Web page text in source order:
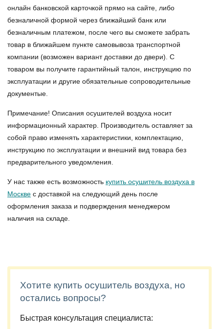
онлайн банковской карточкой прямо на сайте, либо
безналичной формой через ближайший банк или
безналичным платежом, после чего вы сможете забрать
товар в ближайшем пункте самовывоза транспортной
компании (возможен вариант доставки до двери). С
товаром вы получите гарантийный талон, инструкцию по
эксплуатации и другие обязательные сопроводительные
документые.
Примечание! Описания осушителей воздуха носит
информационный характер. Производитель оставляет за
собой право изменять характеристики, комплектацию,
инструкцию по эксплуатации и внешний вид товара без
предварительного уведомления.
У нас также есть возможность купить осушитель воздуха в
Москве с доставкой на следующий день после
оформления заказа и подверждения менеджером
наличия на складе.
Хотите купить осушитель воздуха, но
остались вопросы?
Быстрая консультация специалиста: